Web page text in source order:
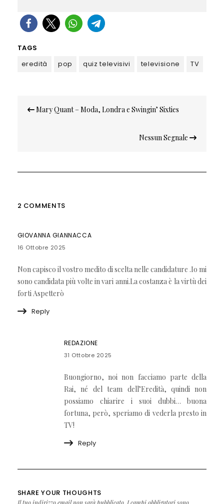
TAGS
eredità
pop quiz televisivi televisione TV
Navigazione
Mary Quant – Moda, Londra e Swingin’ Sixties
Nessun Segnale
2 COMMENTS
GIOVANNA GIANNACCA
16 Ottobre 2025
Non capisco il vostro medito di scelta nelle candidature .Io mi
sono candidata più volte in vari anni.La costanza è la virtù dei
forti Aspetterò
Reply
REDAZIONE
31 Ottobre 2025
Buongiorno, noi non facciamo parte della
Rai, né del team dell’Eredità, quindi non
possiamo chiarire i suoi dubbi… buona
fortuna, però, speriamo di vederla presto in
TV!
Reply
SHARE YOUR THOUGHTS